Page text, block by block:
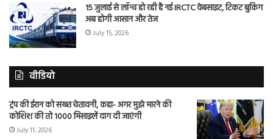
15 जुलाई से लॉन्च हो रही है नई IRCTC वेबसाइट, टिकट बुकिंग
अब होगी आसान और तेज
July 15, 2026
वीडियो
ट्रंप की ईरान को सख्त चेतावनी, कहा- अगर मुझे मारने की
कोशिश की तो 1000 मिसाइलें दाग दी जाएंगी
July 11, 2026